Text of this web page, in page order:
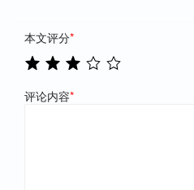
本文评分*
评论内容*